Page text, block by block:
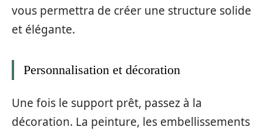
vous permettra de créer une structure solide
et élégante.
Personnalisation et décoration
Une fois le support prêt, passez à la
décoration. La peinture, les embellissements